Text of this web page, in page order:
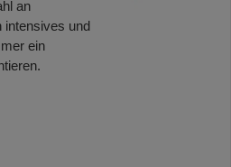
an
intensives und
ein